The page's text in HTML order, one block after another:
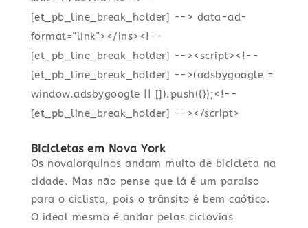
[et_pb_line_break_holder] --> data-ad-
format="link"></ins><!--
[et_pb_line_break_holder] --><script><!--
[et_pb_line_break_holder] -->(adsbygoogle =
window.adsbygoogle || []).push({});<!--
[et_pb_line_break_holder] --></script>
Bicicletas em Nova York
Os novaiorquinos andam muito de bicicleta na
cidade. Mas não pense que lá é um paraíso
para o ciclista, pois o trânsito é bem caótico.
O ideal mesmo é andar pelas ciclovias